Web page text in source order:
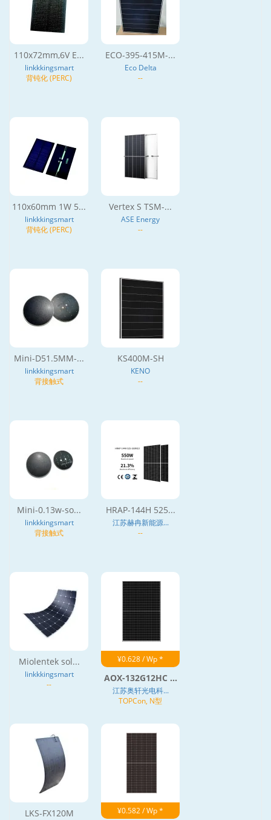
110x72mm,6V E...
linkkkingsmart
背钝化 (PERC)
ECO-395-415M-...
Eco Delta
--
110x60mm 1W 5...
linkkkingsmart
背钝化 (PERC)
Vertex S TSM-...
ASE Energy
--
Mini-D51.5MM-...
linkkkingsmart
背接触式
KS400M-SH
KENO
--
Mini-0.13w-so...
linkkkingsmart
背接触式
HRAP-144H 525...
江苏赫冉新能源...
--
Miolentek sol...
linkkkingsmart
--
¥0.628 / Wp *
AOX-132G12HC ...
江苏奥轩光电科...
TOPCon, N型
LKS-FX120M ¥0.582 / Wp *